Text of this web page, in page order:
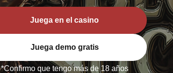
Juega en el casino
Juega demo gratis
*Confirmo que tengo más de 18 años